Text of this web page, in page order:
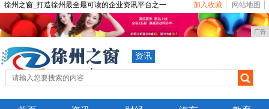
徐州之窗_打造徐州最全最可读的企业资讯平台之一 加入收藏 网站地图
广告
资讯